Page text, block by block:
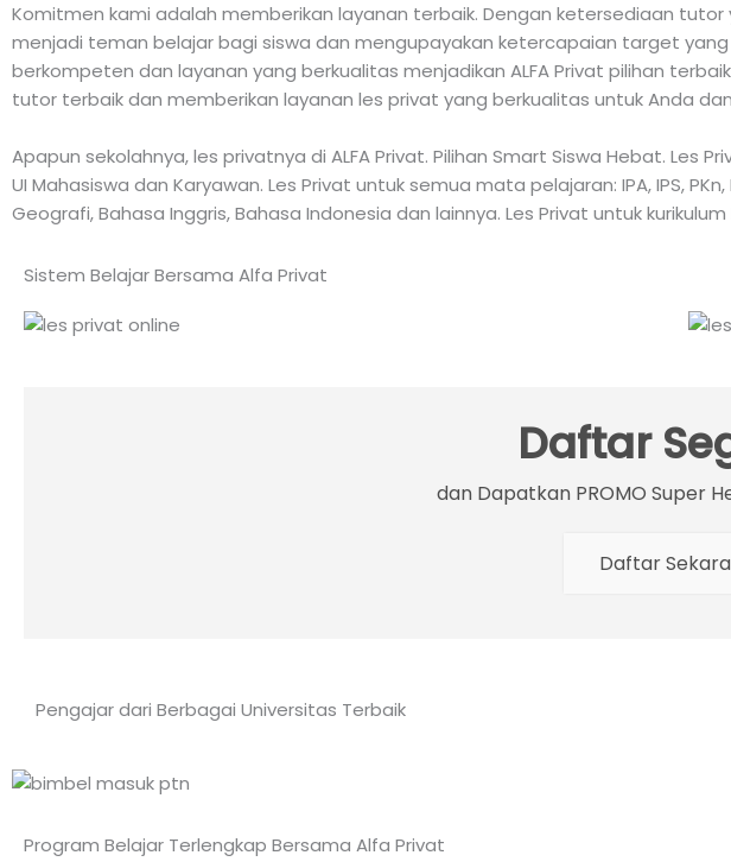
Komitmen kami adalah memberikan layanan terbaik. Dengan ketersediaan
menjadi teman belajar bagi siswa dan mengupayakan ketercapaian target
berkompeten dan layanan yang berkualitas menjadikan ALFA Privat pilihan
tutor terbaik dan memberikan layanan les privat yang berkualitas untuk Anda
Apapun sekolahnya, les privatnya di ALFA Privat. Pilihan Smart Siswa Hebat. Les
UI Mahasiswa dan Karyawan. Les Privat untuk semua mata pelajaran: IPA, IPS,
Geografi, Bahasa Inggris, Bahasa Indonesia dan lainnya. Les Privat untuk
Sistem Belajar Bersama Alfa Privat
Daftar
dan Dapatkan PROMO Super
Daftar
Pengajar dari Berbagai Universitas Terbaik
Program Belajar Terlengkap Bersama Alfa Privat